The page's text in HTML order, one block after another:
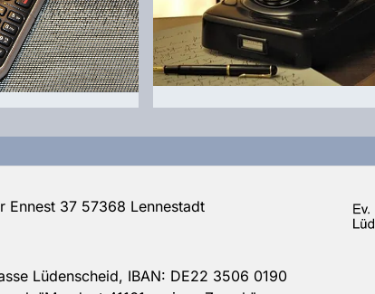
Ennest 37 57368 Lennestadt
Lüdenscheid, IBAN: DE22 3506 0190